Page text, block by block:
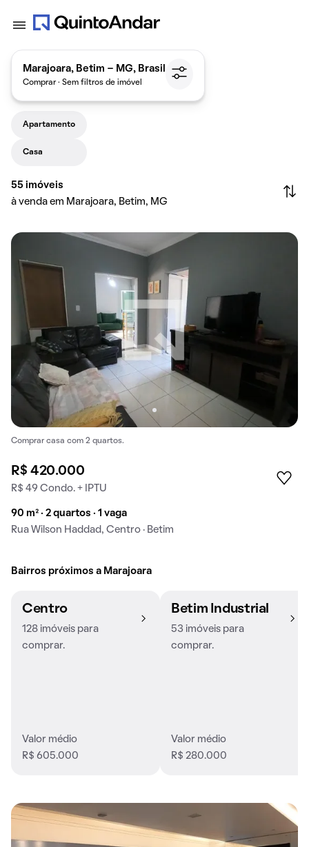
Marajoara, Betim - MG, Brasil
Comprar · Sem filtros de imóvel
Apartamento
Casa
55 imóveis
à venda em Marajoara, Betim, MG
Comprar casa com 2 quartos.
R$ 420.000
R$ 49 Condo. + IPTU
90 m² · 2 quartos · 1 vaga
Rua Wilson Haddad, Centro · Betim
Bairros próximos a Marajoara
Centro
128 imóveis para
comprar.
Valor médio
R$ 605.000
Betim Industrial
53 imóveis para
comprar.
Valor médio
R$ 280.000